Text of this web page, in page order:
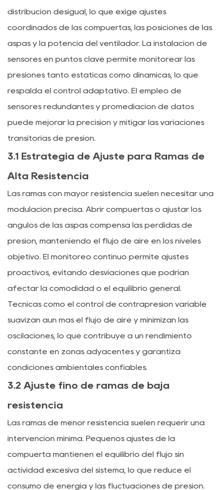
distribución desigual, lo que exige ajustes
coordinados de las compuertas, las posiciones de las
aspas y la potencia del ventilador. La instalación de
sensores en puntos clave permite monitorear las
presiones tanto estáticas como dinámicas, lo que
respalda el control adaptativo. El empleo de
sensores redundantes y promediación de datos
puede mejorar la precisión y mitigar las variaciones
transitorias de presión.
3.1 Estrategia de Ajuste para Ramas de
Alta Resistencia
Las ramas con mayor resistencia suelen necesitar una
modulación precisa. Abrir compuertas o ajustar los
ángulos de las aspas compensa las pérdidas de
presión, manteniendo el flujo de aire en los niveles
objetivo. El monitoreo continuo permite ajustes
proactivos, evitando desviaciones que podrían
afectar la comodidad o el equilibrio general.
Técnicas como el control de contrapresión variable
suavizan aún más el flujo de aire y minimizan las
oscilaciones, lo que contribuye a un rendimiento
constante en zonas adyacentes y garantiza
condiciones ambientales confiables.
3.2 Ajuste fino de ramas de baja
resistencia
Las ramas de menor resistencia suelen requerir una
intervención mínima. Pequeños ajustes de la
compuerta mantienen el equilibrio del flujo sin
actividad excesiva del sistema, lo que reduce el
consumo de energía y las fluctuaciones de presión.